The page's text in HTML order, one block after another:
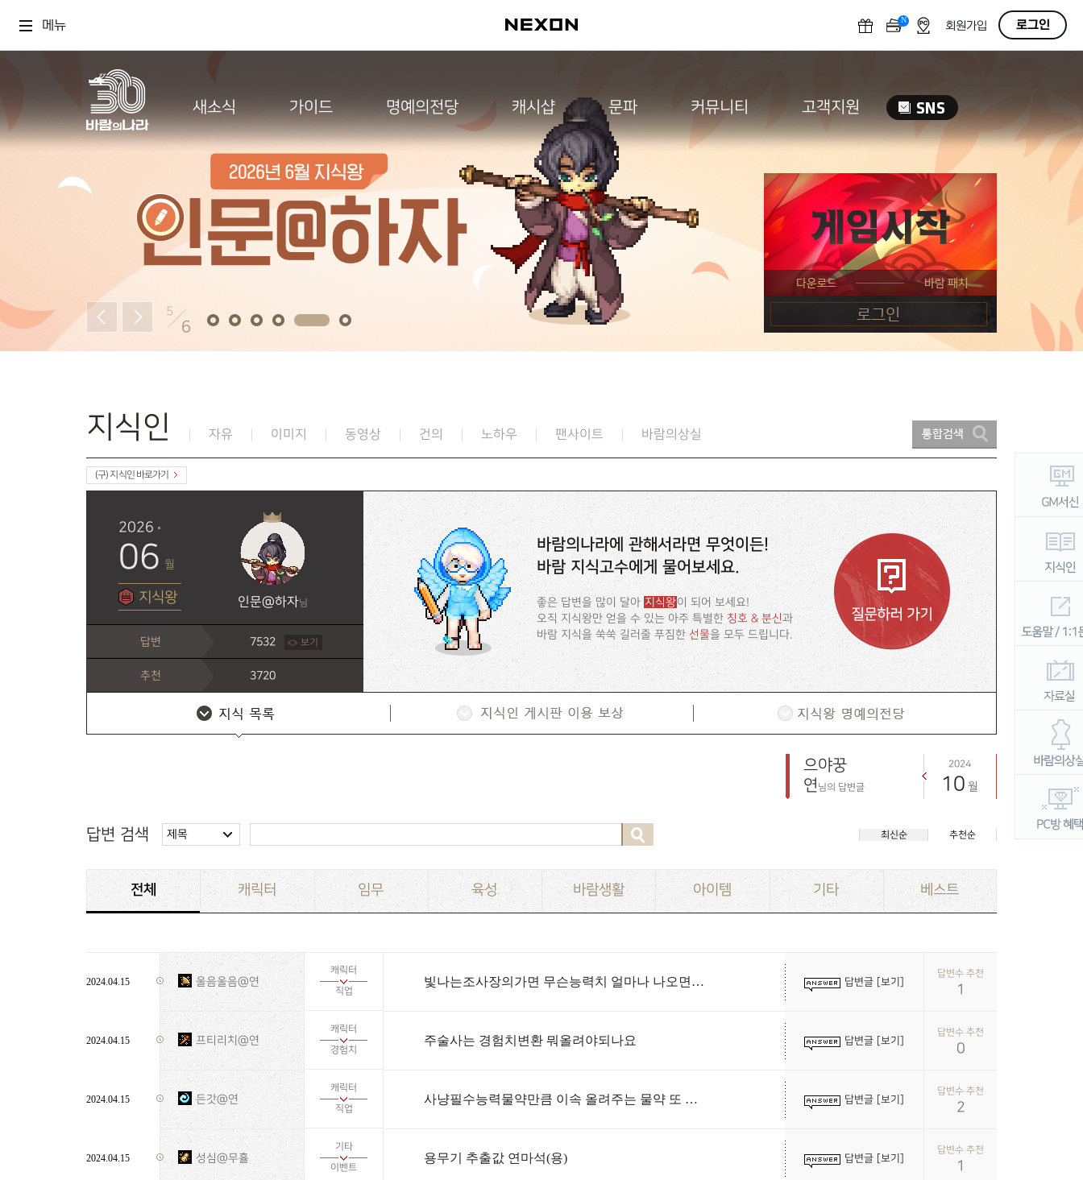
메뉴 N OFF회원가입 로그인
새소식 가이드 명예의전당 캐시샵 문파 커뮤니티 고객지원
5
6
지식인 자유 이미지 동영상 건의 노하우 팬사이트 바람의상실
(구) 지식인 바로가기
2026
06 월
지식왕 인문@하자님
답변 7532 보기
추천 3720
바람의나라에 관해서라면 무엇이든!
바람 지식고수에게 물어보세요.
좋은 답변을 많이 달아 지식왕이 되어 보세요!
오직 지식왕만 얻을 수 있는 아주 특별한칭호 & 분신과
바람 지식을 쑥쑥 길러줄 푸짐한선물을 모두 드립니다.
으야꿍
연 님의 답변글
2024
10 월
답변 검색 제목 최신순 추천순
전체 캐릭터 임무 육성 바람생활 아이템 기타 베스트
2024.04.15 울음울음@연
캐릭터
직업
빛나는조사장의가면 무슨능력치 얼마나 나오면 멈추나요? 답변글 [보기]
답변수 추천
1
2024.04.15 프티리치@연
캐릭터
경험치
주술사는 경험치변환 뭐올려야되나요 답변글 [보기]
답변수 추천
0
2024.04.15 든갓@연
캐릭터
직업
사냥필수능력물약만큼 이속 올려주는 물약 또 있나요? 답변글 [보기]
답변수 추천
2
2024.04.15 성심@무휼
기타
이벤트
용무기 추출값 연마석(용) 답변글 [보기]
답변수 추천
1